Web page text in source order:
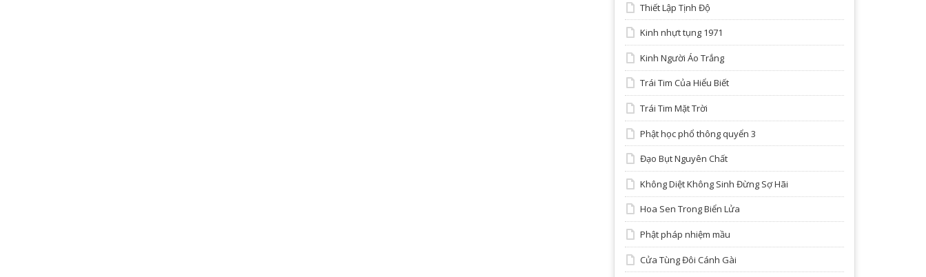
Thiết Lập Tịnh Độ
Kinh nhựt tụng 1971
Kinh Người Áo Trắng
Trái Tim Của Hiểu Biết
Trái Tim Mặt Trời
Phật học phổ thông quyển 3
Đạo Bụt Nguyên Chất
Không Diệt Không Sinh Đừng Sợ Hãi
Hoa Sen Trong Biển Lửa
Phật pháp nhiệm mầu
Cửa Tùng Đôi Cánh Gài